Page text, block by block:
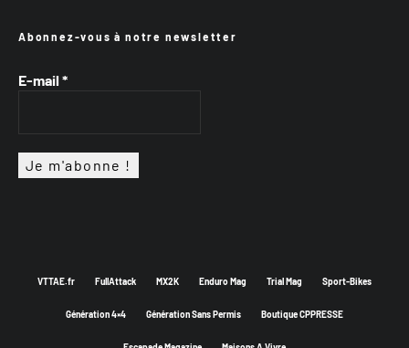
Abonnez-vous à notre newsletter
E-mail *
VTTAE.fr FullAttack MX2K Enduro Mag Trial Mag Sport-Bikes
Génération 4×4 Génération Sans Permis Boutique CPPRESSE